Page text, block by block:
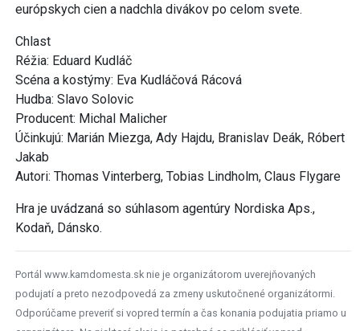
európskych cien a nadchla divákov po celom svete.
Chlast
Réžia: Eduard Kudláč
Scéna a kostýmy: Eva Kudláčová Rácová
Hudba: Slavo Solovic
Producent: Michal Malicher
Účinkujú: Marián Miezga, Ady Hajdu, Branislav Deák, Róbert
Jakab
Autori: Thomas Vinterberg, Tobias Lindholm, Claus Flygare
Hra je uvádzaná so súhlasom agentúry Nordiska Aps.,
Kodaň, Dánsko.
Portál www.kamdomesta.sk nie je organizátorom uverejňovaných
podujatí a preto nezodpovedá za zmeny uskutočnené organizátormi.
Odporúčame preveriť si vopred termín a čas konania podujatia priamo u